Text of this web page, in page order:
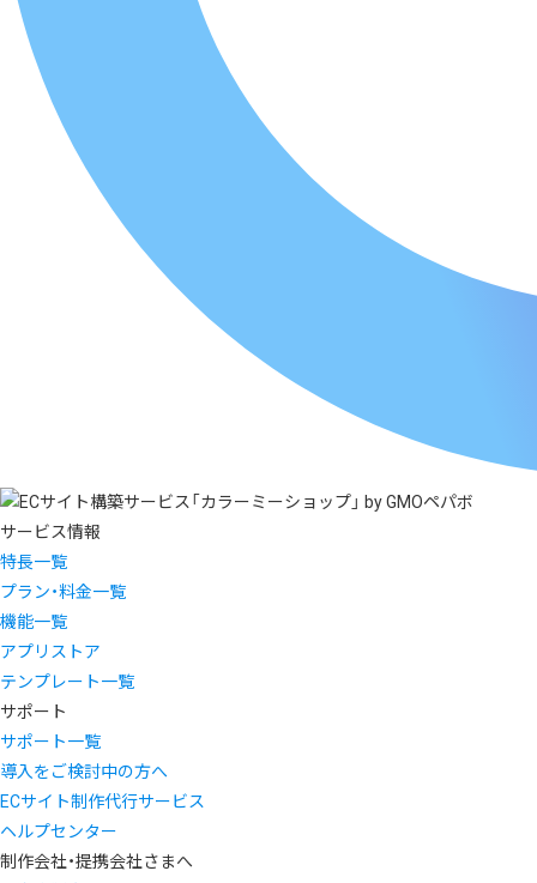
サービス情報
特長一覧
プラン・料金一覧
機能一覧
アプリストア
テンプレート一覧
サポート
サポート一覧
導入をご検討中の方へ
ECサイト制作代行サービス
ヘルプセンター
制作会社・提携会社さまへ